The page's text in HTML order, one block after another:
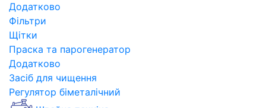
Додатково
Фільтри
Щітки
Праска та парогенератор
Додатково
Засіб для чищення
Регулятор біметалічний